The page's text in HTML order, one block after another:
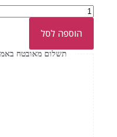
כמות
של
Lady
MILLION
א.ד.פ
הוספה לסל
תשלום מאובטח